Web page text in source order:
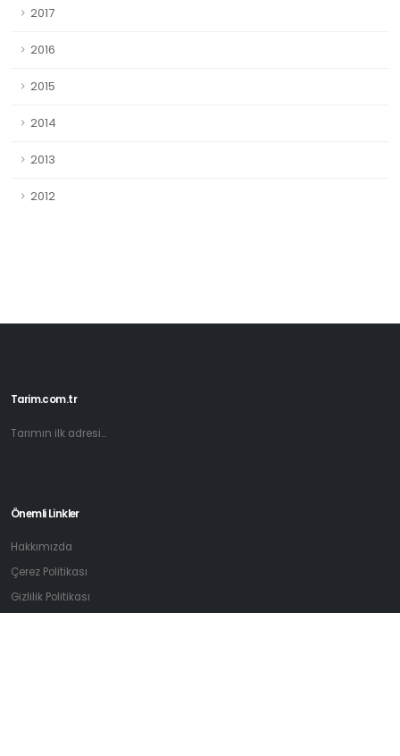
2017
2016
2015
2014
2013
2012
Tarim.com.tr
Tarımın ilk adresi...
Önemli Linkler
Hakkımızda
Çerez Politikası
Gizlilik Politikası